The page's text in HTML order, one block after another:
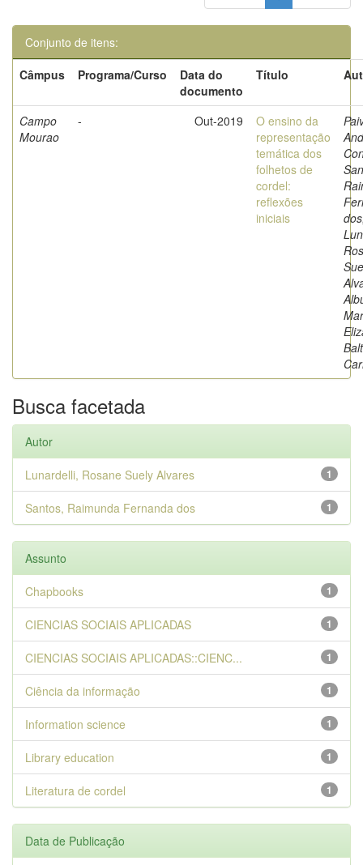
Conjunto de itens:
Câmpus
Programa/Curso
Data do
documento
Título
Campo
Mourao
- Out-2019
O ensino da
representação
temática dos
folhetos de
cordel:
reflexões
iniciais
Busca facetada
Autor
1
Lunardelli, Rosane Suely Alvares
1
Santos, Raimunda Fernanda dos
Assunto
1
Chapbooks
1
CIENCIAS SOCIAIS APLICADAS
1
CIENCIAS SOCIAIS APLICADAS::CIENC...
1
Ciência da informação
1
Information science
1
Library education
1
Literatura de cordel
Data de Publicação